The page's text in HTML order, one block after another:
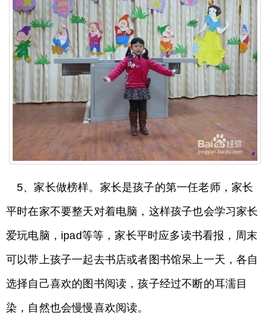
5、家长做榜样。家长是孩子的第一任老师，家长
平时在家不要整天对着电脑，这样孩子也会学习家长
爱玩电脑，ipad等等，家长平时应多读书看报，周末
可以带上孩子一起去书店或者图书馆呆上一天，各自
选择自己喜欢的图书阅读，孩子经过不断的耳濡目
染，自然也会慢慢喜欢阅读。